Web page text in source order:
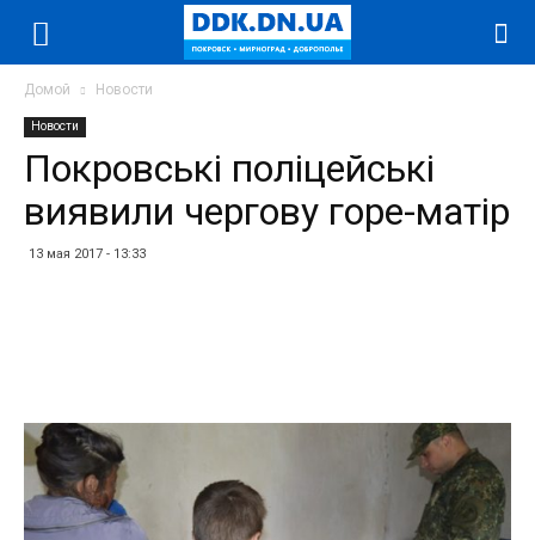
Домой Новости
Новости
Покровські поліцейські
виявили чергову горе-матір
13 мая 2017 - 13:33